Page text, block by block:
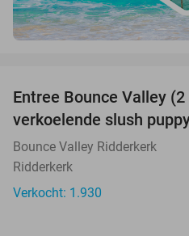
Entree Bounce Valley
verkoelende slush
Bounce Valley Ridderkerk
Ridderkerk
Verkocht: 1.930